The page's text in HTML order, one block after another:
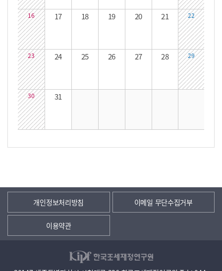
16 17 18 19 20 21 22
23 24 25 26 27 28 29
30 31
개인정보처리방침 이메일 무단수집거부
이용약관